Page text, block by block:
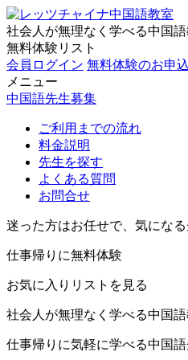
社会人が無理なく学べる中国
無料体験リスト
会員ログイン 無料体験のお申
メニュー
中国語先生募集
ご利用までの流れ
料金説明
先生を探す
よくある質問
お問合せ
迷った方はお任せで、気にな
仕事帰りに無料体験
お気に入りリストを見る
社会人が無理なく学べる中国
仕事帰りに気軽に学べる中国